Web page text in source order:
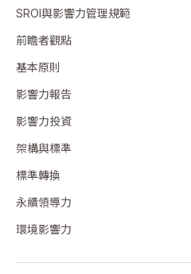
SROI與影響力管理規範
前瞻者觀點
基本原則
影響力報告
影響力投資
架構與標準
標準轉換
永續領導力
環境影響力